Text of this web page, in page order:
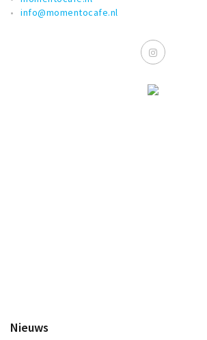
info@momentocafe.nl
Nieuws